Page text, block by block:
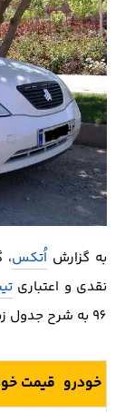
به گزارش اُتکس
نقدی و اعتباری
96 به شرح جدول زیر اعلام کرد:
خودرو قیمت